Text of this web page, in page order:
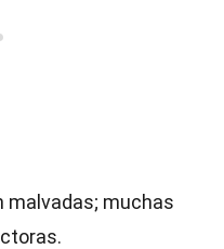
malvadas; muchas